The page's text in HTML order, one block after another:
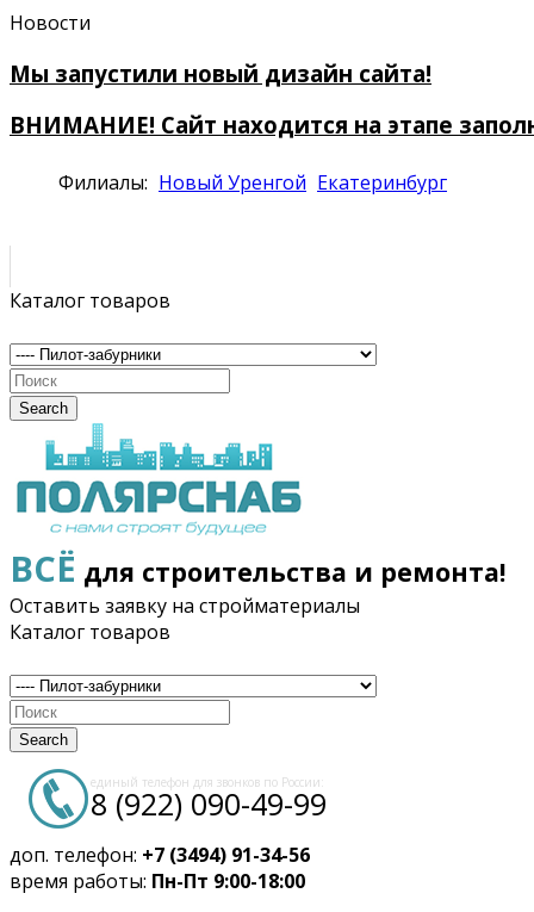
Новости
Мы запустили новый дизайн сайта!
ВНИМАНИЕ! Сайт находится на этапе
Филиалы: Новый Уренгой Екатеринбург
Каталог товаров
Search
ВСЁ для строительства и ремонта!
Оставить заявку на стройматериалы
Каталог товаров
Search
единый телефон для звонков по России:
8 (922) 090-49-99
доп. телефон: +7 (3494) 91-34-56
время работы: Пн-Пт 9:00-18:00